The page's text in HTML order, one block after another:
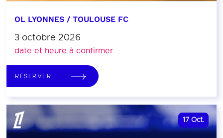
OL LYONNES / TOULOUSE FC
3 octobre 2026
date et heure à confirmer
RÉSERVER
17 Oct.